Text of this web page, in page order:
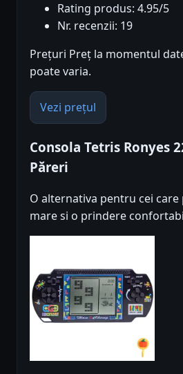
Rating produs: 4.95/5
Nr. recenzii: 19
Prețuri Preț la momentul
poate varia.
Vezi prețul
Consola Tetris Ronyes
Păreri
O alternativa pentru cei
mare si o prindere